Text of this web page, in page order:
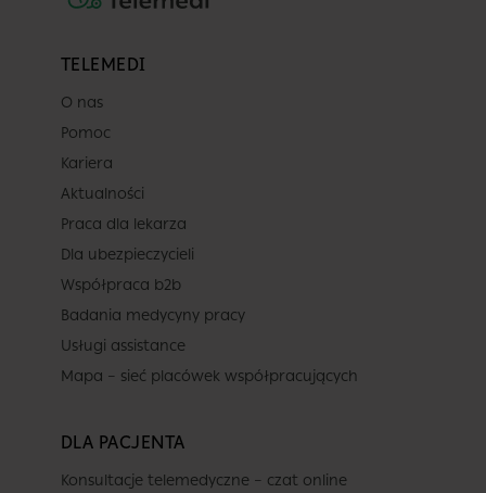
TELEMEDI
O nas
Pomoc
Kariera
Aktualności
Praca dla lekarza
Dla ubezpieczycieli
Współpraca b2b
Badania medycyny pracy
Usługi assistance
Mapa – sieć placówek współpracujących
DLA PACJENTA
Konsultacje telemedyczne – czat online